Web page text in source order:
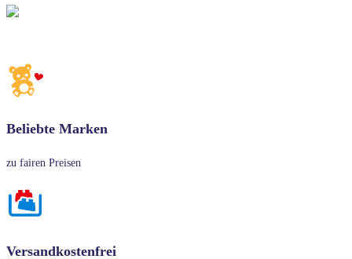
Beliebte Marken
zu fairen Preisen
Versandkostenfrei